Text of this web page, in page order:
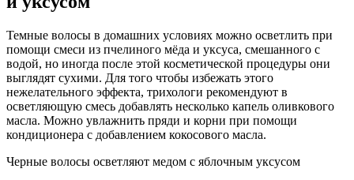
Темные волосы в домашних условиях можно осветлить при
помощи смеси из пчелиного мёда и уксуса, смешанного с
водой, но иногда после этой косметической процедуры они
выглядят сухими. Для того чтобы избежать этого
нежелательного эффекта, трихологи рекомендуют в
осветляющую смесь добавлять несколько капель оливкового
масла. Можно увлажнить пряди и корни при помощи
кондиционера с добавлением кокосового масла.
Черные волосы осветляют медом с яблочным уксусом